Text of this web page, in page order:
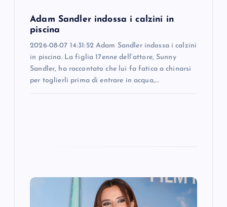
Adam Sandler indossa i calzini in
piscina
2026-08-07 14:31:52 Adam Sandler indossa i calzini
in piscina. La figlia 17enne dell’attore, Sunny
Sandler, ha raccontato che lui fa fatica a chinarsi
per toglierli prima di entrare in acqua,…